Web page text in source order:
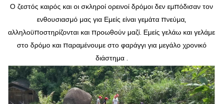
Ο ζεστός καιρός και οι σκληροί ορεινοί δρόμοι δεν εμπόδισαν τον
ενθουσιασμό μας για Εμείς είναι γεμάτα πνεύμα,
αλληλοϋποστηρίζονται και προωθούν μαζί. Εμείς γελάω και γελάμε
στο δρόμο και παραμένουμε στο φαράγγι για μεγάλο χρονικό
διάστημα .